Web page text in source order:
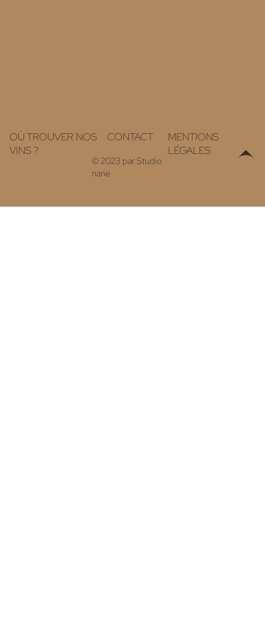
MENTIONS
LÉGALES
CONTACT
OÙ TROUVER NOS
VINS ?
© 2023 parStudio
nane